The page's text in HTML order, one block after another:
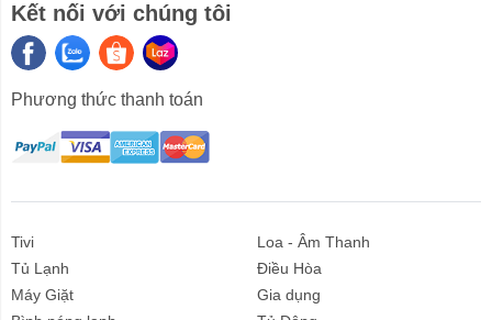
Nồi cơm điện Cuckoo trang bị lòng nồi phủ men
X-Wall Black Shine cao cấp độc quyền của
Cuckoo
Độ dày lòng nồi 3.183 mm, bền bỉ, nấu cơm an toàn,
không dính cháy, chống trầy xước, dễ dàng vệ sinh. Có
men chống dính
Kết nối với chúng tôi
Phương thức thanh toán
Tivi
Loa - Âm Thanh
Tủ Lạnh
Điều Hòa
Máy Giặt
Gia dụng